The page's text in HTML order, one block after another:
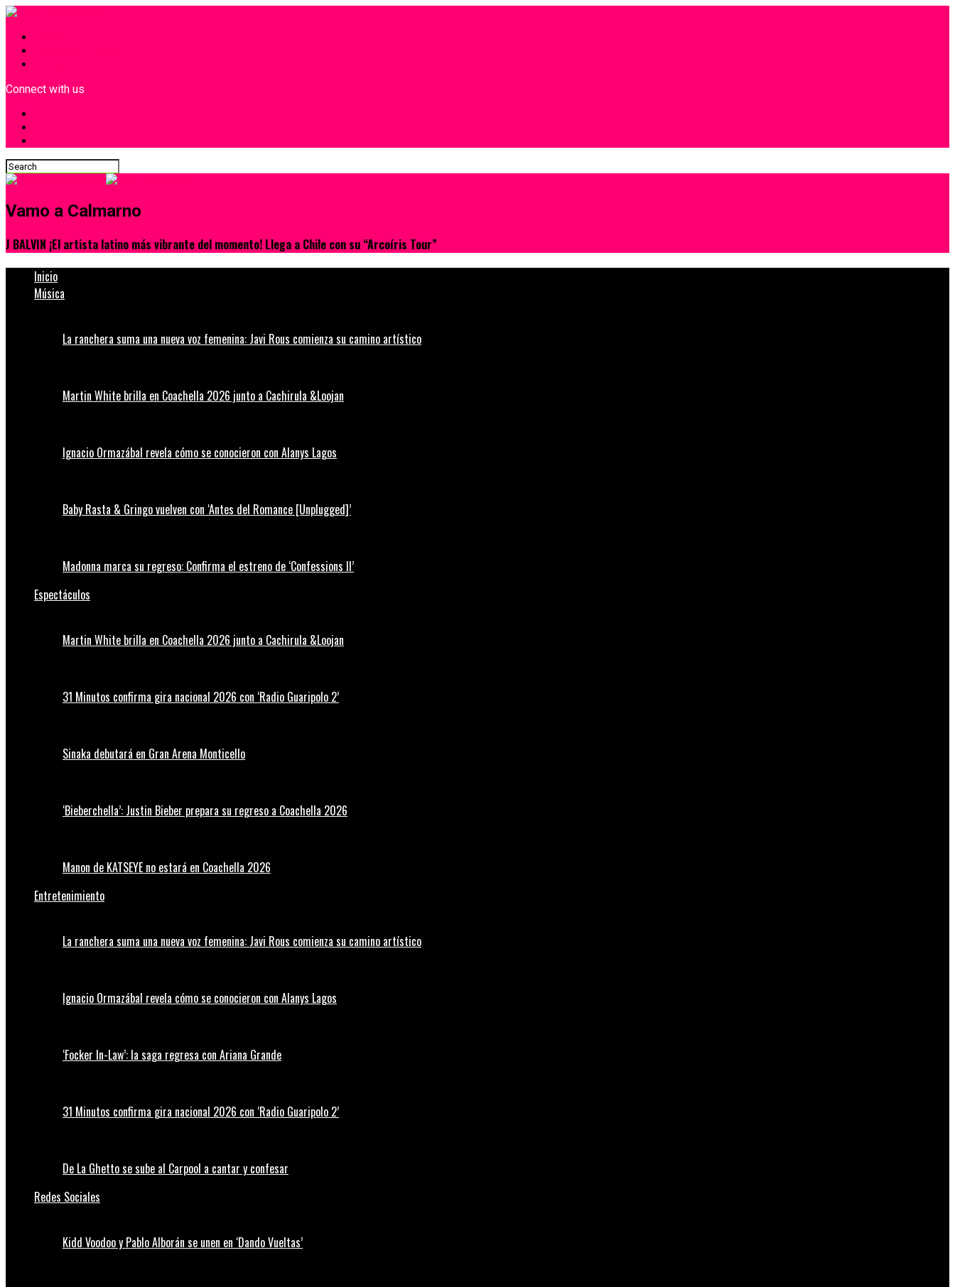
Connect with us
Vamo a Calmarno
J BALVIN ¡El artista latino más vibrante del momento! Llega a Chile con su “Arcoíris Tour”
Inicio
Música
La ranchera suma una nueva voz femenina: Javi Rous comienza su camino artístico
Martin White brilla en Coachella 2026 junto a Cachirula &Loojan
Ignacio Ormazábal revela cómo se conocieron con Alanys Lagos
Baby Rasta & Gringo vuelven con ‘Antes del Romance [Unplugged]’
Madonna marca su regreso: Confirma el estreno de ‘Confessions II’
Espectáculos
Martin White brilla en Coachella 2026 junto a Cachirula &Loojan
31 Minutos confirma gira nacional 2026 con ‘Radio Guaripolo 2’
Sinaka debutará en Gran Arena Monticello
‘Bieberchella’: Justin Bieber prepara su regreso a Coachella 2026
Manon de KATSEYE no estará en Coachella 2026
Entretenimiento
La ranchera suma una nueva voz femenina: Javi Rous comienza su camino artístico
Ignacio Ormazábal revela cómo se conocieron con Alanys Lagos
‘Focker In-Law’: la saga regresa con Ariana Grande
31 Minutos confirma gira nacional 2026 con ‘Radio Guaripolo 2’
De La Ghetto se sube al Carpool a cantar y confesar
Redes Sociales
Kidd Voodoo y Pablo Alborán se unen en ‘Dando Vueltas’